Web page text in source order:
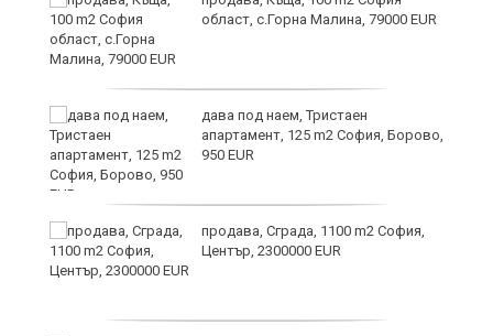
област, с.Горна Малина, 79000 EUR
дава под наем, Тристаен
апартамент, 125 m2 София, Борово,
950 EUR
продава, Сграда, 1100 m2 София,
Център, 2300000 EUR